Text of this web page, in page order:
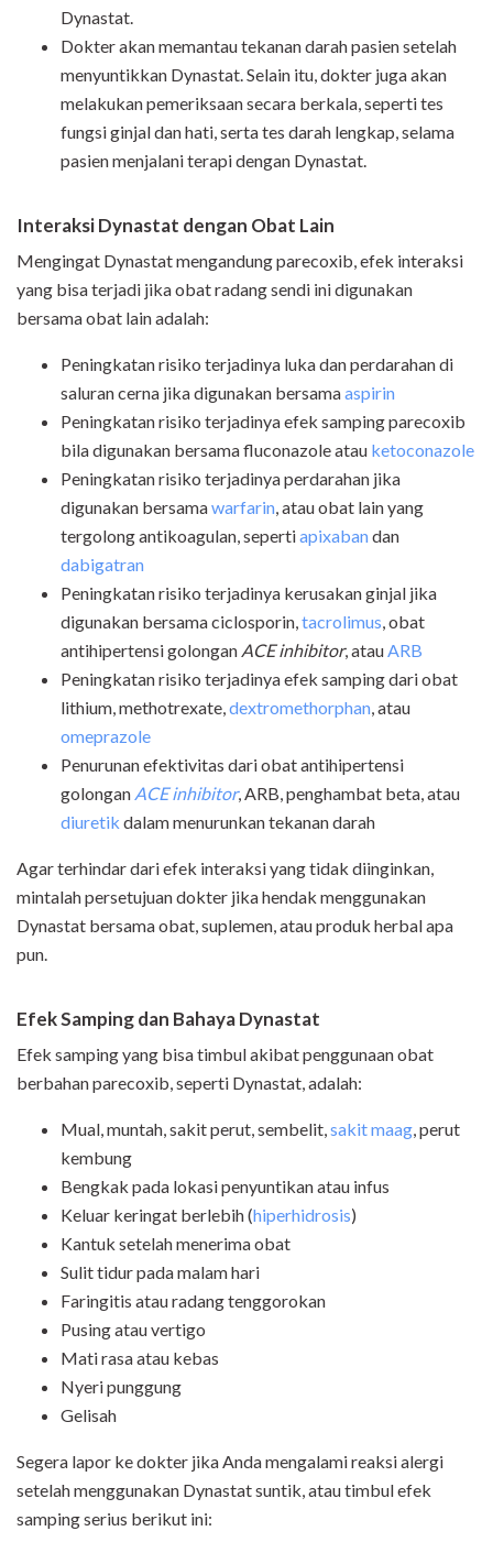
Dynastat.
Dokter akan memantau tekanan darah pasien setelah
menyuntikkan Dynastat. Selain itu, dokter juga akan
melakukan pemeriksaan secara berkala, seperti tes
fungsi ginjal dan hati, serta tes darah lengkap, selama
pasien menjalani terapi dengan Dynastat.
Interaksi Dynastat dengan Obat Lain
Mengingat Dynastat mengandung parecoxib, efek interaksi
yang bisa terjadi jika obat radang sendi ini digunakan
bersama obat lain adalah:
Peningkatan risiko terjadinya luka dan perdarahan di
saluran cerna jika digunakan bersamaaspirin
Peningkatan risiko terjadinya efek samping parecoxib
bila digunakan bersama fluconazole atau ketoconazole
Peningkatan risiko terjadinya perdarahan jika
digunakan bersamawarfarin, atau obat lain yang
tergolong antikoagulan, sepertiapixabandan
dabigatran
Peningkatan risiko terjadinya kerusakan ginjal jika
digunakan bersama ciclosporin,tacrolimus, obat
antihipertensi golongan ACE inhibitor, atauARB
Peningkatan risiko terjadinya efek samping dari obat
lithium, methotrexate,dextromethorphan, atau
omeprazole
Penurunan efektivitas dari obat antihipertensi
golongan ACE inhibitor, ARB, penghambat beta, atau
diuretik dalam menurunkan tekanan darah
Agar terhindar dari efek interaksi yang tidak diinginkan,
mintalah persetujuan dokter jika hendak menggunakan
Dynastat bersama obat, suplemen, atau produk herbal apa
pun.
Efek Samping dan Bahaya Dynastat
Efek samping yang bisa timbul akibat penggunaan obat
berbahan parecoxib, seperti Dynastat, adalah:
Mual, muntah, sakit perut, sembelit,sakit maag, perut
kembung
Bengkak pada lokasi penyuntikan atau infus
Keluar keringat berlebih (hiperhidrosis)
Kantuk setelah menerima obat
Sulit tidur pada malam hari
Faringitis atau radang tenggorokan
Pusing atau vertigo
Mati rasa atau kebas
Nyeri punggung
Gelisah
Segera lapor ke dokter jika Anda mengalami reaksi alergi
setelah menggunakan Dynastat suntik, atau timbul efek
samping serius berikut ini: